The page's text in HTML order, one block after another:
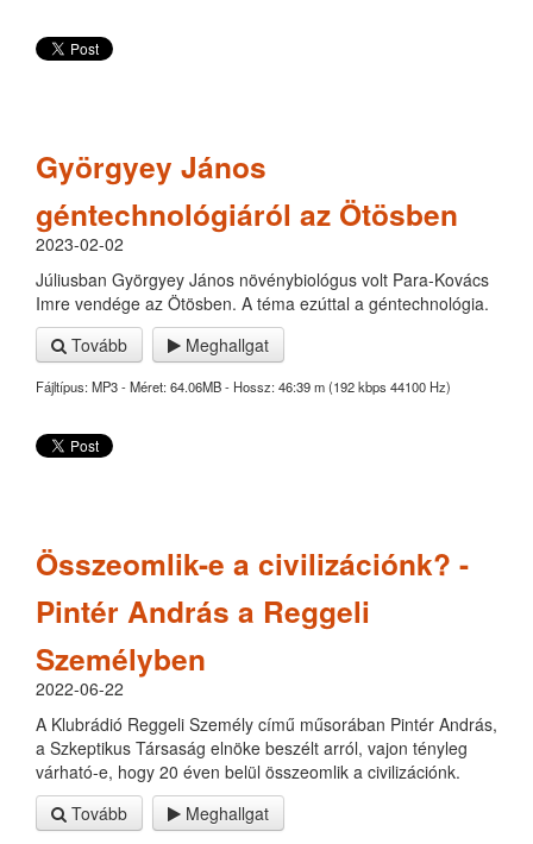
Györgyey János
géntechnológiáról az Ötösben
2023-02-02
Júliusban Györgyey János növénybiológus volt Para-Kovács
Imre vendége az Ötösben. A téma ezúttal a géntechnológia.
Tovább
Meghallgat
Fájltípus: MP3 - Méret: 64.06MB - Hossz: 46:39 m (192 kbps 44100 Hz)
Összeomlik-e a civilizációnk? -
Pintér András a Reggeli
Személyben
2022-06-22
A Klubrádió Reggeli Személy című műsorában Pintér András,
a Szkeptikus Társaság elnöke beszélt arról, vajon tényleg
várható-e, hogy 20 éven belül összeomlik a civilizációnk.
Tovább
Meghallgat